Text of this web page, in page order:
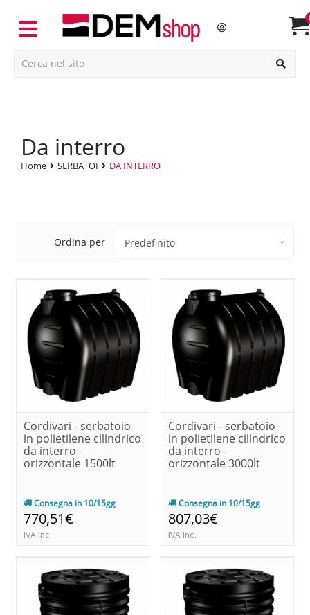
da interro
Home SERBATOI DA INTERRO
Ordina per
Cordivari - serbatoio
in polietilene cilindrico
da interro -
orizzontale 1500lt
Consegna in 10/15gg
770,51€
IVA Inc.
Cordivari - serbatoio
in polietilene cilindrico
da interro -
orizzontale 3000lt
Consegna in 10/15gg
807,03€
IVA Inc.